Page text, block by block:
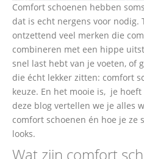
Comfort schoenen hebben
dat is echt nergens voor nodig.
ontzettend veel merken die
combineren met een hippe
snel last hebt van je voeten, of
die écht lekker zitten: comfort
keuze. En het mooie is, je
deze blog vertellen we je alles
comfort schoenen én hoe je ze
looks.
Wat zijn comfort